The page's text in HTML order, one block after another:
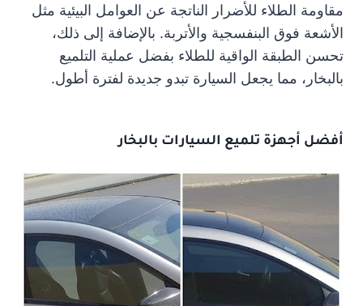
مقاومة الطلاء للأضرار الناتجة عن العوامل البيئية مثل
الأشعة فوق البنفسجية والأتربة. بالإضافة إلى ذلك،
تحسن الطبقة الواقية للطلاء بفضل عملية التلميع
بالبخار، مما يجعل السيارة تبدو جديدة لفترة أطول.
أفضل أجهزة تلميع السيارات بالبخار